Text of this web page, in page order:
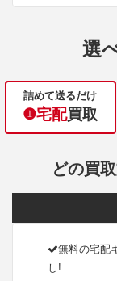
選
詰めて送るだけ
❶宅配買取
どの買
無料の宅配
し!